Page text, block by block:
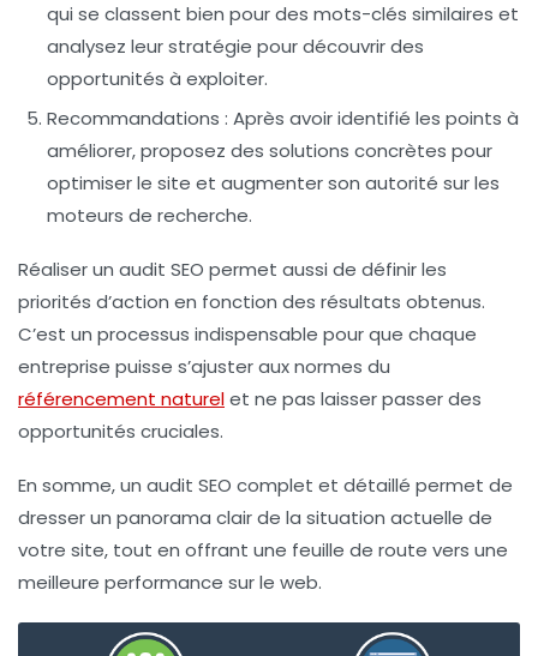
qui se classent bien pour des mots-clés similaires et
analysez leur stratégie pour découvrir des
opportunités à exploiter.
Recommandations : Après avoir identifié les points à
améliorer, proposez des solutions concrètes pour
optimiser le site et augmenter son autorité sur les
moteurs de recherche.
Réaliser un audit SEO permet aussi de définir les
priorités d’action en fonction des résultats obtenus.
C’est un processus indispensable pour que chaque
entreprise puisse s’ajuster aux normes du
référencement naturelet ne pas laisser passer des
opportunités cruciales.
En somme, un audit SEO complet et détaillé permet de
dresser un panorama clair de la situation actuelle de
votre site, tout en offrant une feuille de route vers une
meilleure performance sur le web.